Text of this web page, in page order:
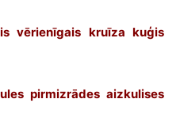
vērienīgais kruīza kuģis
pirmizrādes aizkulises